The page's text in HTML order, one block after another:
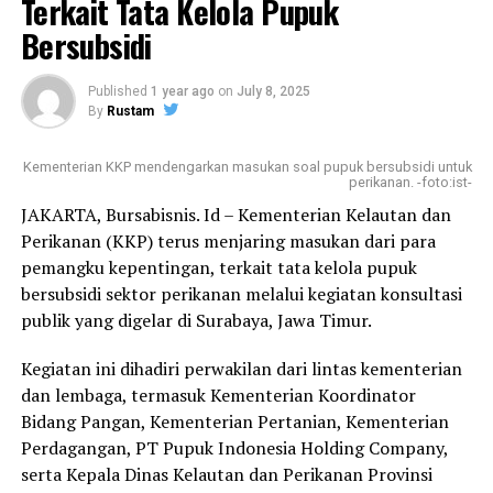
tinggi ini.
“Dengan semakin terbuka akses pasar ekspor,
diharapkan kesejahteraan masyarakat bisa ikut
meningkat,” jelas Politisi Fraksi Partai Gerindra ini.
Pelepasan ekspor perdana ini juga menjadi momentum
untuk memperkuat posisi Kalbar dalam peta
perdagangan internasional, khususnya sektor perikanan
hias. Pemerintah pusat bersama DPR RI menegaskan
komitmennya untuk terus memberikan dukungan
regulasi, infrastruktur, hingga akses pasar, agar
komoditas unggulan seperti Arwana Super Red dapat
Laporan : Tam
Post Views: 433
“Kunjungan ini menjadi harapan baru. Di PPS Kendari
sendiri terdapat fasilitas yang mendukung, termasuk
pengalengan ikan. Kami akan melakukan komunikasi
dengan gubernur agar investor dapat tertarik
Dikatakan, PPS Kendari memiliki total lahan seluas 42
hektar dengan lahan yang sudah termanfaatkan seluas
32 hektar.
“Sisanya 10 hektar dapat digunakan untuk lokasi
investasi baru untuk perusahaan yang berminat untuk
Sementara itu, tangkapan ikan di Kendari dinilai cukup
melimpah dengan hasil tangkapa per harinya mencapai
80 hingga 100 ton ikan tangkap.
Terkait Tata Kelola Pupuk
Bersubsidi
Published 1 year ago on July 8, 2025
By Rustam
Kementerian KKP mendengarkan masukan soal pupuk bersubsidi untuk
perikanan. -foto:ist-
JAKARTA, Bursabisnis. Id – Kementerian Kelautan dan
Perikanan (KKP) terus menjaring masukan dari para
pemangku kepentingan, terkait tata kelola pupuk
bersubsidi sektor perikanan melalui kegiatan konsultasi
publik yang digelar di Surabaya, Jawa Timur.
Kegiatan ini dihadiri perwakilan dari lintas kementerian
dan lembaga, termasuk Kementerian Koordinator
Bidang Pangan, Kementerian Pertanian, Kementerian
Perdagangan, PT Pupuk Indonesia Holding Company,
serta Kepala Dinas Kelautan dan Perikanan Provinsi